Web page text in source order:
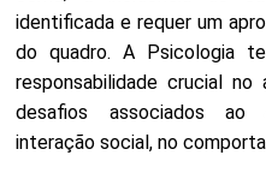
identificada e requer um
do quadro. A Psicologia
responsabilidade crucial
desafios associados ao
interação social, no